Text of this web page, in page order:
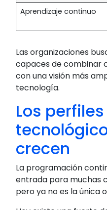
Aprendizaje continuo
Las organizaciones
capaces de combinar
con una visión más
tecnología.
Los perfiles
crecen
La programación
entrada para muchas
pero ya no es la única